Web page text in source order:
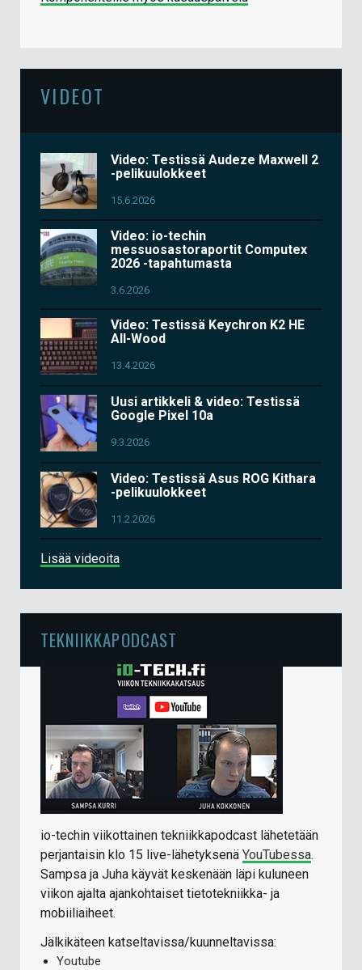
VIDEOT
Video: Testissä Audeze Maxwell 2
-pelikuulokkeet
15.6.2026
Video: io-techin
messuosastoraportit Computex
2026 -tapahtumasta
3.6.2026
Video: Testissä Keychron K2 HE
All-Wood
13.4.2026
Uusi artikkeli & video: Testissä
Google Pixel 10a
9.3.2026
Video: Testissä Asus ROG Kithara
-pelikuulokkeet
11.2.2026
Lisää videoita
TEKNIIKKAPODCAST
io-techin viikottainen tekniikkapodcast lähetetään
perjantaisin klo 15 live-lähetyksenä YouTubessa.
Sampsa ja Juha käyvät keskenään läpi kuluneen
viikon ajalta ajankohtaiset tietotekniikka- ja
mobiiliaiheet.
Jälkikäteen katseltavissa/kuunneltavissa:
Youtube